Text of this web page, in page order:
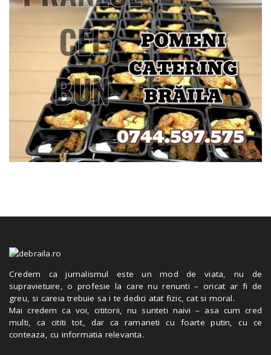
Credem ca jurnalismul este un mod de viata, nu de
supravietuire, o profesie la care nu renunti – oricat ar fi de
greu, si careia trebuie sa i te dedici atat fizic, cat si moral.
Mai credem ca voi, cititorii, nu sunteti naivi – asa cum cred
multi, ca cititi tot, dar ca ramaneti cu foarte putin, cu ce
conteaza, cu informatia relevanta.